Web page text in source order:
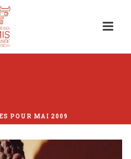
POUR MAI 2009